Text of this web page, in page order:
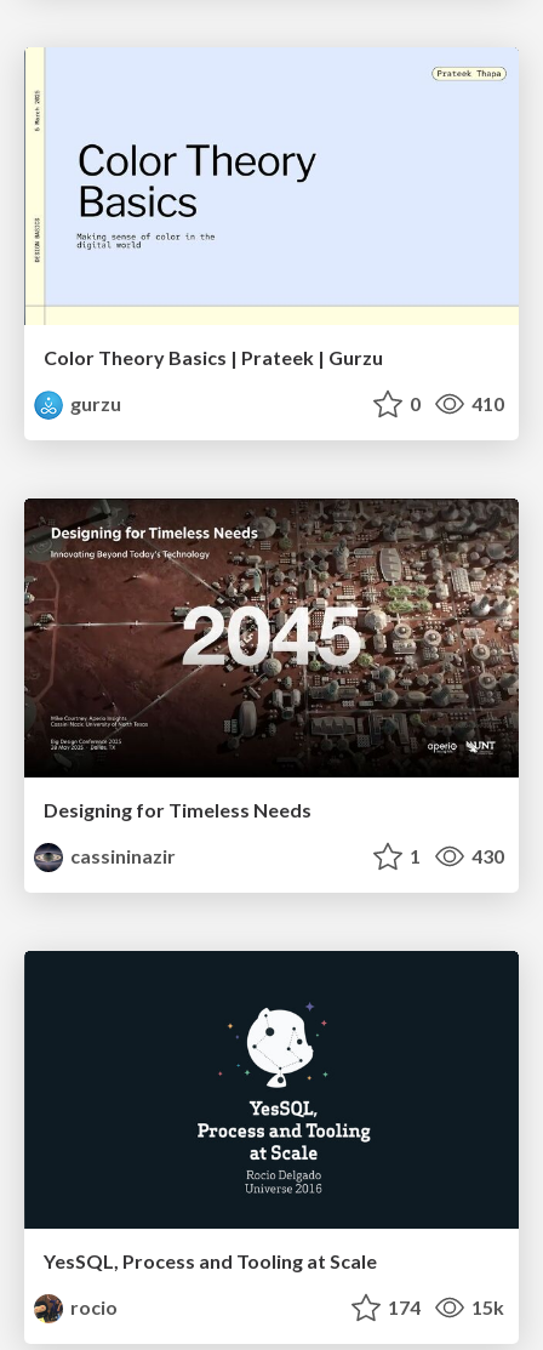
Color Theory Basics | Prateek | Gurzu
gurzu
0 410
Designing for Timeless Needs
cassininazir
1 430
YesSQL, Process and Tooling at Scale
rocio
174 15k